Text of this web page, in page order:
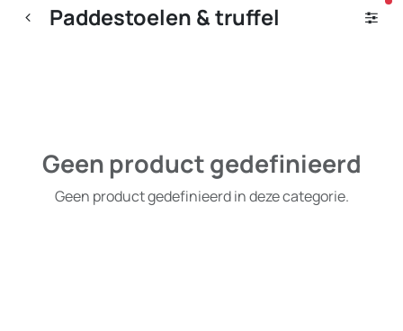
Paddestoelen & truffel
Geen product gedefinieerd
Geen product gedefinieerd in deze categorie.